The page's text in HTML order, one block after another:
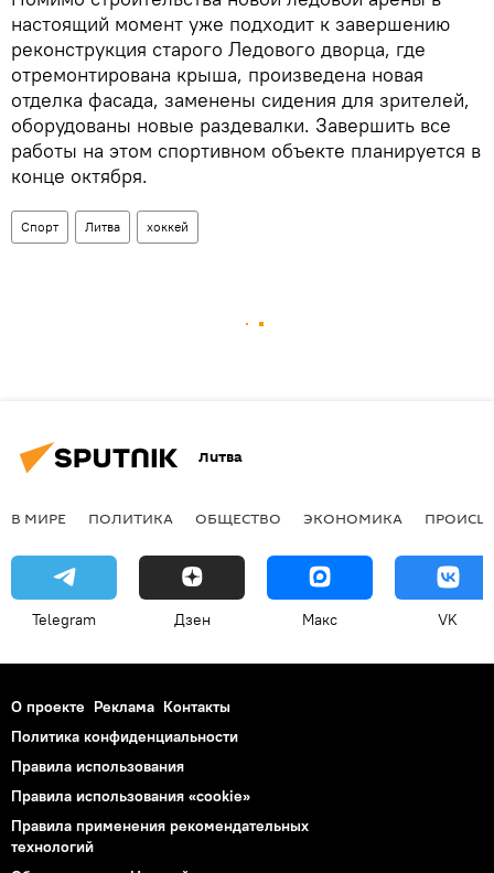
настоящий момент уже подходит к завершению
реконструкция старого Ледового дворца, где
отремонтирована крыша, произведена новая
отделка фасада, заменены сидения для зрителей,
оборудованы новые раздевалки. Завершить все
работы на этом спортивном объекте планируется в
конце октября.
Спорт Литва хоккей
Литва
В МИРЕ ПОЛИТИКА ОБЩЕСТВО ЭКОНОМИКА
Telegram Дзен Макс VK
О проекте Реклама Контакты
Политика конфиденциальности
Правила использования
Правила использования «cookie»
Правила применения рекомендательных
технологий